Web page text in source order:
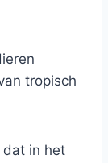
tropisch
dat in het